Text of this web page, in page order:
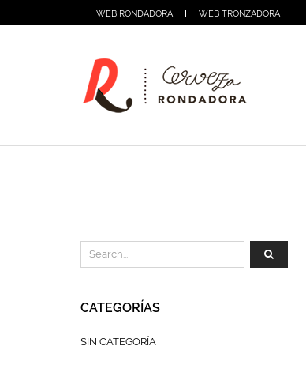
WEB RONDADORA WEB TRONZADORA
CATEGORÍAS
SIN CATEGORÍA